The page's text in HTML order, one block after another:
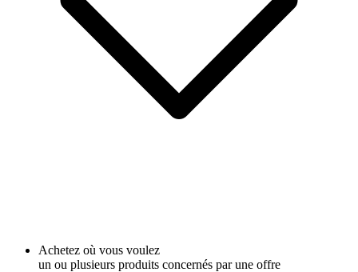
Achetez où vous voulez
un ou plusieurs produits concernés par une offre